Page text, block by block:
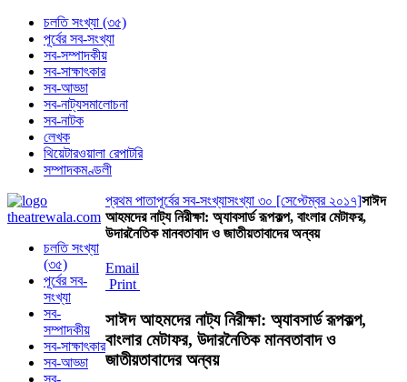
চলতি সংখ্যা (৩৫)
পূর্বের সব-সংখ্যা
সব-সম্পাদকীয়
সব-সাক্ষাৎকার
সব-আড্ডা
সব-নাট্যসমালোচনা
সব-নাটক
লেখক
থিয়েটারওয়ালা রেপাটরি
সম্পাদকমণ্ডলী
প্রথম পাতাপূর্বের সব-সংখ্যাসংখ্যা ৩০ [সেপ্টেম্বর ২০১৭]সাঈদ
আহমদের নাট্য নিরীক্ষা: অ্যাবসার্ড রূপকল্প, বাংলার মেটাফর,
উদারনৈতিক মানবতাবাদ ও জাতীয়তাবাদের অন্বয়
Email
Print
সাঈদ আহমদের নাট্য নিরীক্ষা: অ্যাবসার্ড রূপকল্প,
বাংলার মেটাফর, উদারনৈতিক মানবতাবাদ ও
জাতীয়তাবাদের অন্বয়
চলতি সংখ্যা
(৩৫)
পূর্বের সব-
সংখ্যা
সব-
সম্পাদকীয়
সব-সাক্ষাৎকার
সব-আড্ডা
সব-